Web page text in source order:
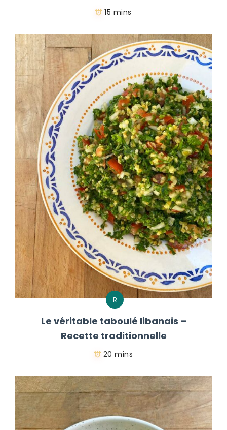
15 mins
R
Le véritable taboulé libanais –
Recette traditionnelle
20 mins